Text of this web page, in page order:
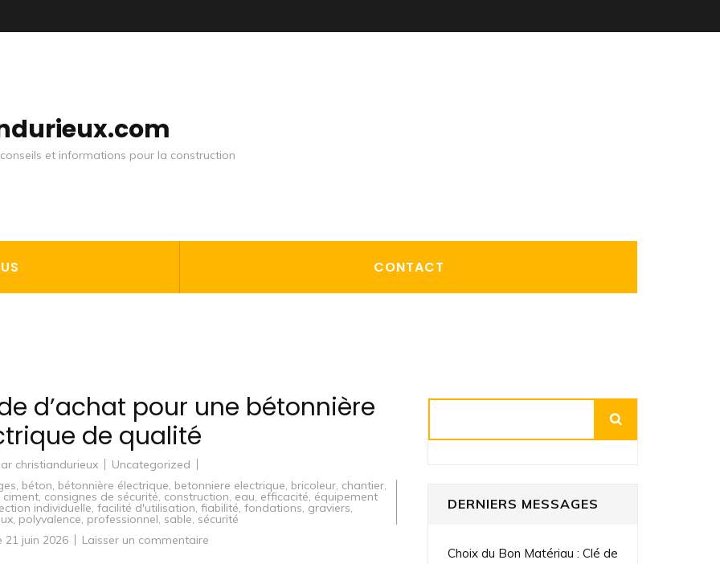
et informations pour la construction
CONTACT
d’achat pour une bétonnière
de qualité
christiandurieux
Uncategorized
, béton, bétonnière électrique, betonniere electrique, bricoleur, chantier,
ciment, consignes de sécurité, construction, eau, efficacité, équipement
individuelle, facilité d'utilisation, fiabilité, fondations, graviers,
, polyvalence, professionnel, sable, sécurité
21 juin 2026 Laisser un commentaire
DERNIERS MESSAGES
Choix du Bon Matériau : Clé de